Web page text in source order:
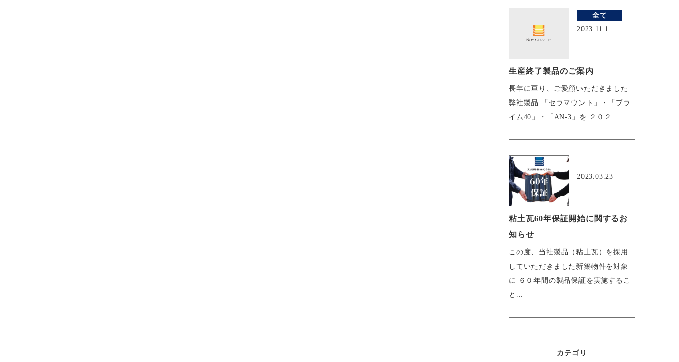
全て
2023.11.1
生産終了製品のご案内
長年に亘り、ご愛顧いただきました
弊社製品 「セラマウント」・「プラ
イム40」・「AN-3」を ２０２...
2023.03.23
粘土瓦60年保証開始に関するお
知らせ
この度、当社製品（粘土瓦）を採用
していただきました新築物件を対象
に ６０年間の製品保証を実施するこ
と...
カテゴリ